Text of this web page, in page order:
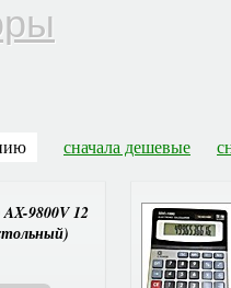
сначала дешевые
9800V 12